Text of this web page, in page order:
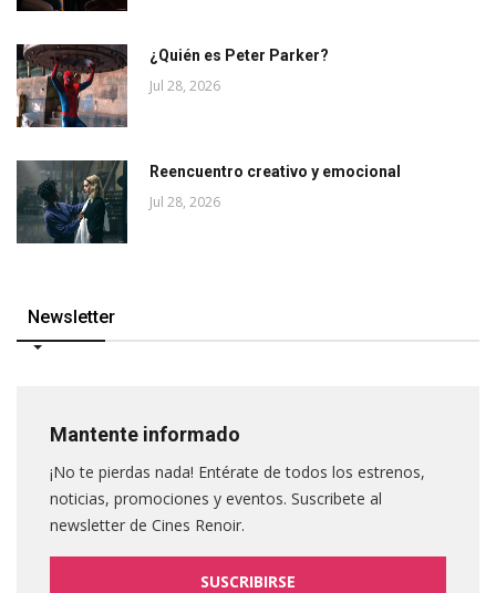
¿Quién es Peter Parker?
Jul 28, 2026
Reencuentro creativo y emocional
Jul 28, 2026
Newsletter
Mantente informado
¡No te pierdas nada! Entérate de todos los estrenos,
noticias, promociones y eventos. Suscribete al
newsletter de Cines Renoir.
SUSCRIBIRSE